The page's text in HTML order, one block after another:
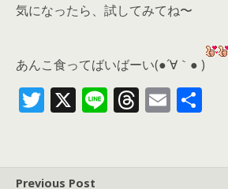
気になったら、 試してみてね〜
あんこ食ってばいばーい(●´∀｀● )
T
er
X Li T E
Previous Post